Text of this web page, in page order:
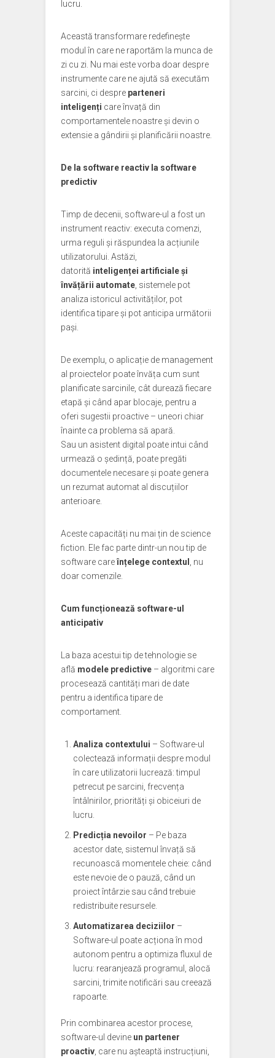
lucru.
Această transformare redefinește
modul în care ne raportăm la munca de
zi cu zi. Nu mai este vorba doar despre
instrumente care ne ajută să executăm
sarcini, ci despre parteneri
inteligenți care învață din
comportamentele noastre și devin o
extensie a gândirii și planificării noastre.
De la software reactiv la software
predictiv
Timp de decenii, software-ul a fost un
instrument reactiv: executa comenzi,
urma reguli și răspundea la acțiunile
utilizatorului. Astăzi,
datorită inteligenței artificiale și
învățării automate , sistemele pot
analiza istoricul activităților, pot
identifica tipare și pot anticipa următorii
pași.
De exemplu, o aplicație de management
al proiectelor poate învăța cum sunt
planificate sarcinile, cât durează fiecare
etapă și când apar blocaje, pentru a
oferi sugestii proactive – uneori chiar
înainte ca problema să apară.
Sau un asistent digital poate intui când
urmează o ședință, poate pregăti
documentele necesare și poate genera
un rezumat automat al discuțiilor
anterioare.
Aceste capacități nu mai țin de science
fiction. Ele fac parte dintr-un nou tip de
software careînțelege contextul
, nu
doar comenzile.
Cum funcționează software-ul
anticipativ
La baza acestui tip de tehnologie se
află modele predictive – algoritmi care
procesează cantități mari de date
pentru a identifica tipare de
comportament.
Analiza contextului – Software-ul
colectează informații despre modul
în care utilizatorii lucrează: timpul
petrecut pe sarcini, frecvența
întâlnirilor, priorități și obiceiuri de
lucru.
Predicția nevoilor – Pe baza
acestor date, sistemul învață să
recunoască momentele cheie: când
este nevoie de o pauză, când un
proiect întârzie sau când trebuie
redistribuite resursele.
Automatizarea deciziilor –
Software-ul poate acționa în mod
autonom pentru a optimiza fluxul de
lucru: rearanjează programul, alocă
sarcini, trimite notificări sau creează
rapoarte.
Prin combinarea acestor procese,
software-ul devine un partener
proactiv , care nu așteaptă instrucțiuni,